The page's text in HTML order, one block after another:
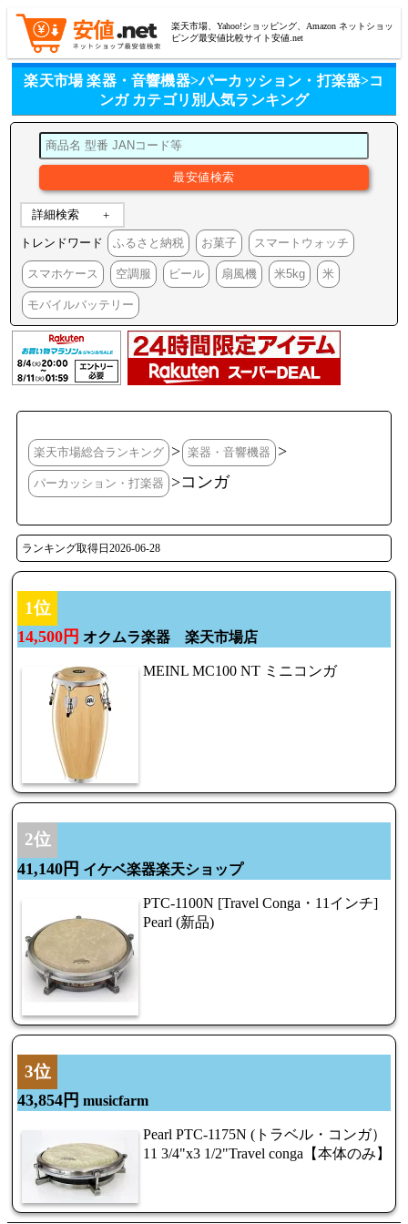
楽天市場、Yahoo!ショッピング、Amazon ネットショッ
ピング最安値比較サイト安値.net
楽天市場 楽器・音響機器>パーカッション・打楽器>コ
ンガ カテゴリ別人気ランキング
詳細検索
トレンドワード ふるさと納税 お菓子 スマートウォッチ
スマホケース 空調服 ビール 扇風機 米5kg 米
モバイルバッテリー
楽天市場総合ランキング > 楽器・音響機器 >
パーカッション・打楽器 >コンガ
ランキング取得日2026-06-28
1位
14,500円 オクムラ楽器 楽天市場店
MEINL MC100 NT ミニコンガ
2位
41,140円 イケベ楽器楽天ショップ
PTC-1100N [Travel Conga・11インチ]
Pearl (新品)
3位
43,854円 musicfarm
Pearl PTC-1175N (トラベル・コンガ）
11 3/4"x3 1/2"Travel conga【本体のみ】